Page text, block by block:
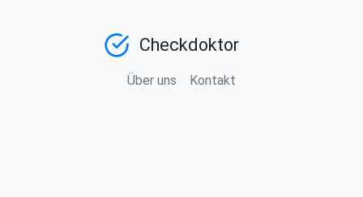
Checkdoktor
Über uns Kontakt